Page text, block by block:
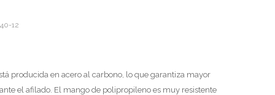
12
producida en acero al carbono, lo que garantiza mayor
el afilado. El mango de polipropileno es muy resistente